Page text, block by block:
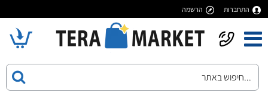
התחברות הרשמה